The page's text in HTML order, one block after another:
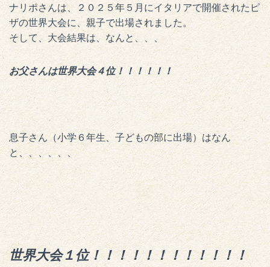
ナリポさんは、２０２５年５月にイタリアで開催されたピ
ザの世界大会に、親子で出場されました。
そして、大会結果は、なんと、、、
お父さんは世界大会４位！！！！！！
息子さん（小学６年生、子どもの部に出場）はなん
と、、、、、、
世界大会１位！！！！！！！！！！！！